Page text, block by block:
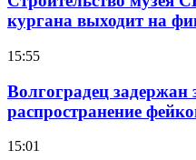
кургана выходит на
15:55
Волгоградец задержан
распространение
15:01